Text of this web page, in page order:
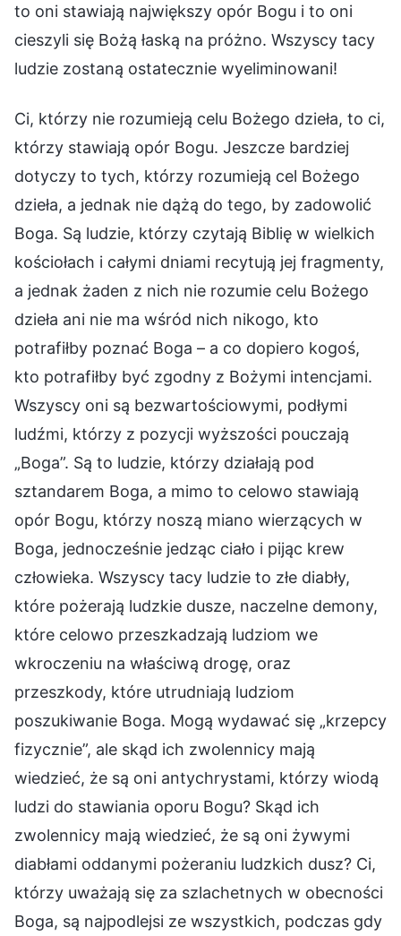
to oni stawiają największy opór Bogu i to oni
cieszyli się Bożą łaską na próżno. Wszyscy tacy
ludzie zostaną ostatecznie wyeliminowani!
Ci, którzy nie rozumieją celu Bożego dzieła, to ci,
którzy stawiają opór Bogu. Jeszcze bardziej
dotyczy to tych, którzy rozumieją cel Bożego
dzieła, a jednak nie dążą do tego, by zadowolić
Boga. Są ludzie, którzy czytają Biblię w wielkich
kościołach i całymi dniami recytują jej fragmenty,
a jednak żaden z nich nie rozumie celu Bożego
dzieła ani nie ma wśród nich nikogo, kto
potrafiłby poznać Boga – a co dopiero kogoś,
kto potrafiłby być zgodny z Bożymi intencjami.
Wszyscy oni są bezwartościowymi, podłymi
ludźmi, którzy z pozycji wyższości pouczają
„Boga”. Są to ludzie, którzy działają pod
sztandarem Boga, a mimo to celowo stawiają
opór Bogu, którzy noszą miano wierzących w
Boga, jednocześnie jedząc ciało i pijąc krew
człowieka. Wszyscy tacy ludzie to złe diabły,
które pożerają ludzkie dusze, naczelne demony,
które celowo przeszkadzają ludziom we
wkroczeniu na właściwą drogę, oraz
przeszkody, które utrudniają ludziom
poszukiwanie Boga. Mogą wydawać się „krzepcy
fizycznie”, ale skąd ich zwolennicy mają
wiedzieć, że są oni antychrystami, którzy wiodą
ludzi do stawiania oporu Bogu? Skąd ich
zwolennicy mają wiedzieć, że są oni żywymi
diabłami oddanymi pożeraniu ludzkich dusz? Ci,
którzy uważają się za szlachetnych w obecności
Boga, są najpodlejsi ze wszystkich, podczas gdy